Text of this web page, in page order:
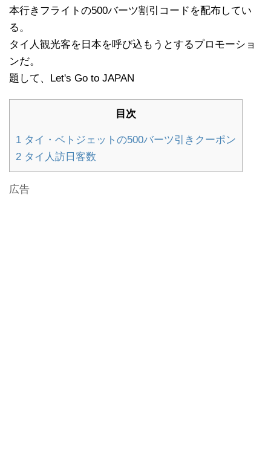
本行きフライトの500バーツ割引コードを配布してい
る。
タイ人観光客を日本を呼び込もうとするプロモーショ
ンだ。
題して、Let's Go to JAPAN
目次
1 タイ・ベトジェットの500バーツ引きクーポン
2 タイ人訪日客数
広告